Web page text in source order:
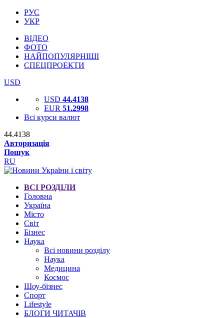
РУС
УКР
ВІДЕО
ФОТО
НАЙПОПУЛЯРНІШІ
СПЕЦПРОЕКТИ
USD
USD 44.4138
EUR 51.2998
Всі курси валют
44.4138
Авторизація
Пошук
RU
ВСІ РОЗДІЛИ
Головна
Україна
Місто
Світ
Бізнес
Наука
Всі новини розділу
Наука
Медицина
Космос
Шоу-бізнес
Спорт
Lifestyle
БЛОГИ ЧИТАЧІВ